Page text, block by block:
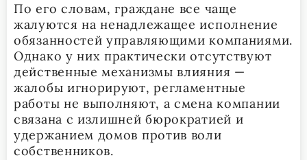
По его словам, граждане все чаще
жалуются на ненадлежащее исполнение
обязанностей управляющими компаниями.
Однако у них практически отсутствуют
действенные механизмы влияния —
жалобы игнорируют, регламентные
работы не выполняют, а смена компании
связана с излишней бюрократией и
удержанием домов против воли
собственников.